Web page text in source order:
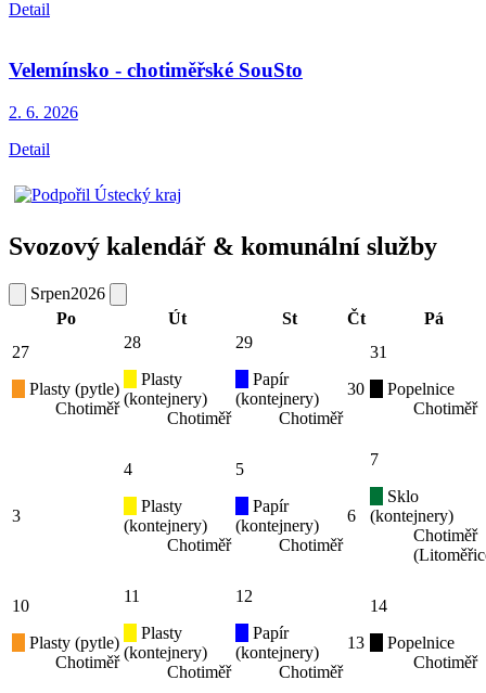
Detail
Velemínsko - chotiměřské SouSto
2. 6. 2026
Detail
Svozový kalendář & komunální služby
Srpen2026
Po
Út St Čt
Pá
27
Plasty (pytle)
Chotiměř
28
Plasty
(kontejnery)
Chotiměř
29
Papír
(kontejnery)
Chotiměř
30
31
Popelnice
Chotiměř
3
4
Plasty
(kontejnery)
Chotiměř
5
Papír
(kontejnery)
Chotiměř
6
7
Sklo
(kontejnery)
Chotiměř
10
Plasty (pytle)
Chotiměř
11
Plasty
(kontejnery)
Chotiměř
12
Papír
(kontejnery)
Chotiměř
13
14
Popelnice
Chotiměř